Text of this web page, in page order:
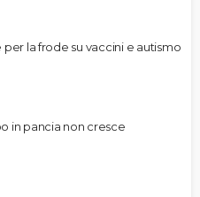
per la frode su vaccini e autismo
in pancia non cresce